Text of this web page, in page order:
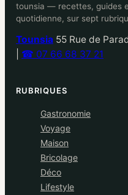
tounsia — recettes, guides
quotidienne, sur sept
Tounsia 55 Rue de
☎ 07 66 68 37 21
RUBRIQUES
Gastronomie
Voyage
Maison
Bricolage
Déco
Lifestyle